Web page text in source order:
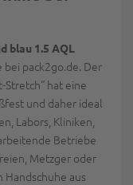
1.5 AQL
pack2go.de. Der
hat eine
und daher ideal
Labors, Kliniken,
Betriebe
Metzger oder
aus